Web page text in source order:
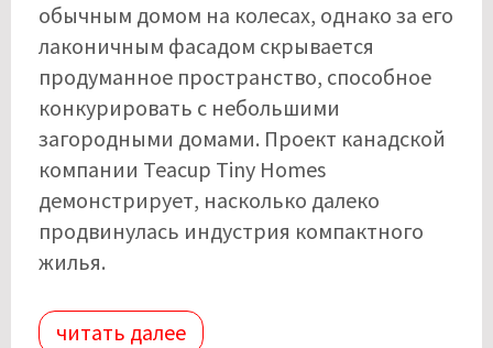
обычным домом на колесах, однако за его
лаконичным фасадом скрывается
продуманное пространство, способное
конкурировать с небольшими
загородными домами. Проект канадской
компании Teacup Tiny Homes
демонстрирует, насколько далеко
продвинулась индустрия компактного
жилья.
читать далее